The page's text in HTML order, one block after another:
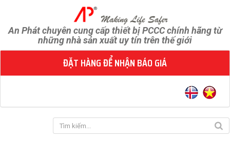
An Phát chuyên cung cấp thiết bị PCCC chính hãng từ
những nhà sản xuất uy tín trên thế giới
ĐẶT HÀNG ĐỂ NHẬN BÁO GIÁ